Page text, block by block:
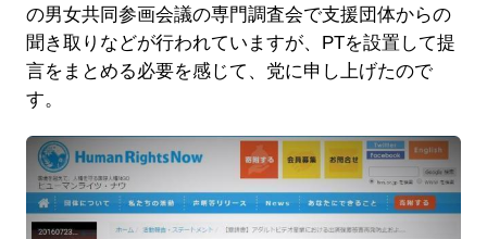
の男女共同参画会議の専門調査会で支援団体からの
聞き取りなどが行われていますが、PTを設置して提
言をまとめる必要を感じて、党に申し上げたので
す。